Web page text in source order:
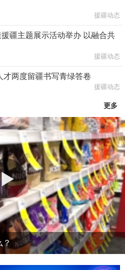
援疆动态
援疆主题展示活动举办 以融合共
援疆动态
才两度留疆书写青绿答卷
援疆动态
更多